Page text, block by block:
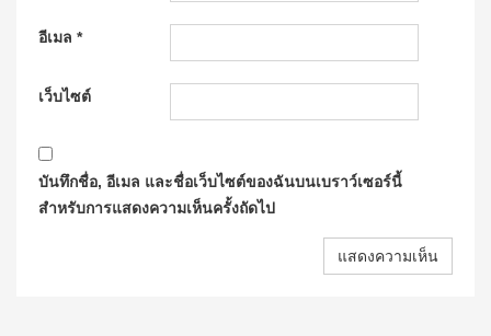
อีเมล *
เว็บไซต์
บันทึกชื่อ, อีเมล และชื่อเว็บไซต์ของฉันบนเบราว์เซอร์นี้
สำหรับการแสดงความเห็นครั้งถัดไป